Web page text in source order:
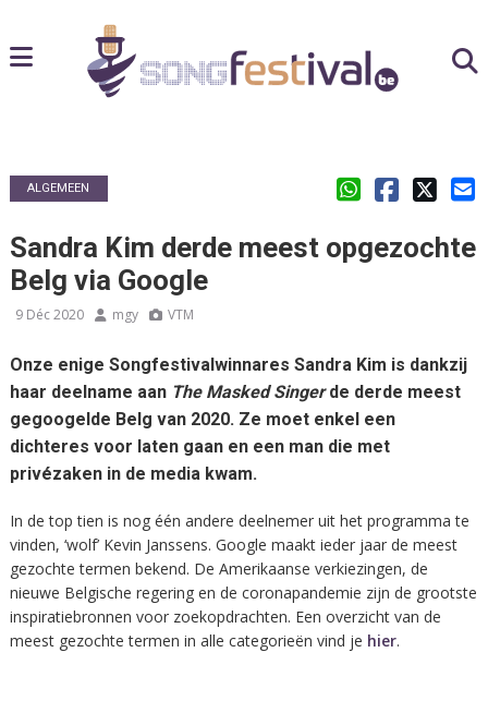
ALGEMEEN
Sandra Kim derde meest opgezochte
Belg via Google
9 Déc 2020 mgy VTM
Onze enige Songfestivalwinnares Sandra Kim is dankzij
haar deelname aan The Masked Singerde derde meest
gegoogelde Belg van 2020. Ze moet enkel een
dichteres voor laten gaan en een man die met
privézaken in de media kwam.
In de top tien is nog één andere deelnemer uit het programma te
vinden, ‘wolf’ Kevin Janssens. Google maakt ieder jaar de meest
gezochte termen bekend. De Amerikaanse verkiezingen, de
nieuwe Belgische regering en de coronapandemie zijn de grootste
inspiratiebronnen voor zoekopdrachten. Een overzicht van de
meest gezochte termen in alle categorieën vind je hier.